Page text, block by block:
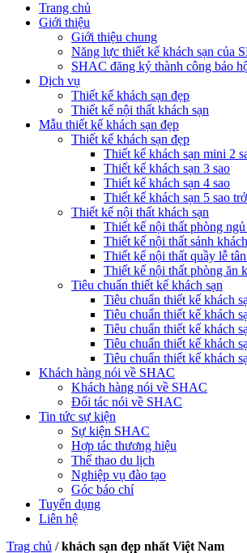
Trang chủ
Giới thiệu
Giới thiệu chung
Năng lực thiết kế khách sạn của
SHAC đăng ký thành công bảo
Dịch vụ
Thiết kế khách sạn đẹp
Thiết kế nội thất khách sạn
Mẫu thiết kế khách sạn đẹp
Thiết kế khách sạn đẹp
Thiết kế khách sạn mini 2
Thiết kế khách sạn 3 sao
Thiết kế khách sạn 4 sao
Thiết kế khách sạn 5 sao
Thiết kế nội thất khách sạn
Thiết kế nội thất phòng ngủ
Thiết kế nội thất sảnh
Thiết kế nội thất quầy lễ
Thiết kế nội thất phòng ăn
Tiêu chuẩn thiết kế khách sạn
Tiêu chuẩn thiết kế khách
Tiêu chuẩn thiết kế khách
Tiêu chuẩn thiết kế khách
Tiêu chuẩn thiết kế khách
Tiêu chuẩn thiết kế khách
Khách hàng nói về SHAC
Khách hàng nói về SHAC
Đối tác nói về SHAC
Tin tức sự kiện
Sự kiện SHAC
Hợp tác thương hiệu
Thể thao du lịch
Nghiệp vụ đào tạo
Góc báo chí
Tuyển dụng
Liên hệ
Trag chủ /khách sạn đẹp nhất Việt Nam